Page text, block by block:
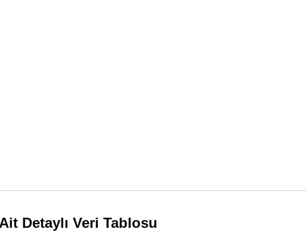
Detaylı Veri Tablosu